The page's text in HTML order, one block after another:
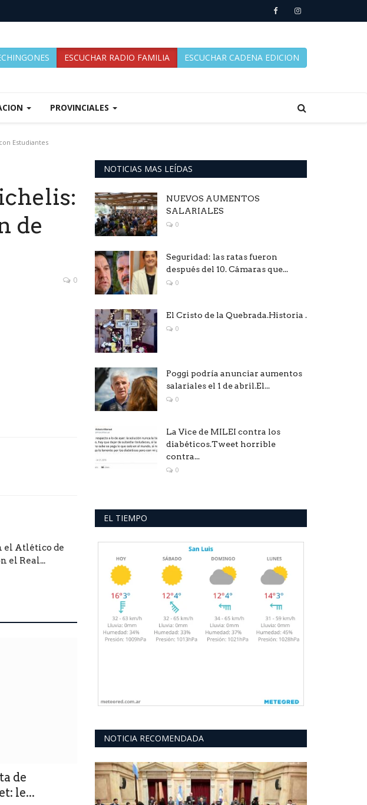
ESCUCHAR RADIO FAMILIA ESCUCHAR CADENA EDICION
PROVINCIALES
Estudiantes
de
0
el Atlético de
el Real...
de
le...
NOTICIAS MAS LEÍDAS
NUEVOS AUMENTOS
SALARIALES
0
Seguridad: las ratas fueron
después del 10. Cámaras que...
0
El Cristo de la Quebrada.Historia .
0
Poggi podría anunciar aumentos
salariales el 1 de abril.El...
0
La Vice de MILEI contra los
diabéticos.Tweet horrible
contra...
0
EL TIEMPO
NOTICIA RECOMENDADA